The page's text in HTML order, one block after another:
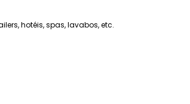
hotéis, spas, lavabos, etc.